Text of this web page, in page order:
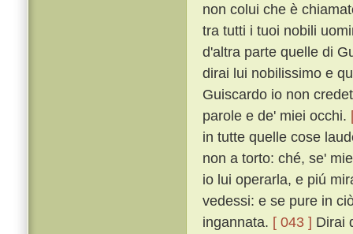
non colui che è
tra tutti i tuoi nobili
d'altra parte quelle di
dirai lui nobilissimo e
Guiscardo io non
parole e de' miei occhi.
in tutte quelle cose
non a torto: ché, se'
io lui operarla, e piú
vedessi: e se pure in
ingannata. [ 043 ] Dirai